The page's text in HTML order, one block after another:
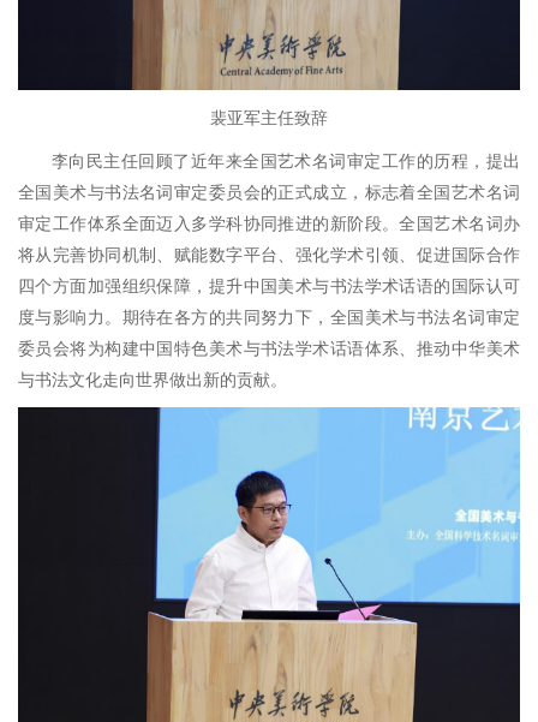
裴亚军主任致辞
李向民主任回顾了近年来全国艺术名词审定工作的历程，提出
全国美术与书法名词审定委员会的正式成立，标志着全国艺术名词
审定工作体系全面迈入多学科协同推进的新阶段。全国艺术名词办
将从完善协同机制、赋能数字平台、强化学术引领、促进国际合作
四个方面加强组织保障，提升中国美术与书法学术话语的国际认可
度与影响力。期待在各方的共同努力下，全国美术与书法名词审定
委员会将为构建中国特色美术与书法学术话语体系、推动中华美术
与书法文化走向世界做出新的贡献。